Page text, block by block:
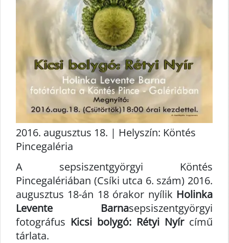
2016. augusztus 18. | Helyszín: Köntés
Pincegaléria
A sepsiszentgyörgyi Köntés
Pincegalériában (Csíki utca 6. szám) 2016.
augusztus 18-án 18 órakor nyílik Holinka
Levente Barnasepsiszentgyörgyi
fotográfus Kicsi bolygó: Rétyi Nyírcímű
tárlata.